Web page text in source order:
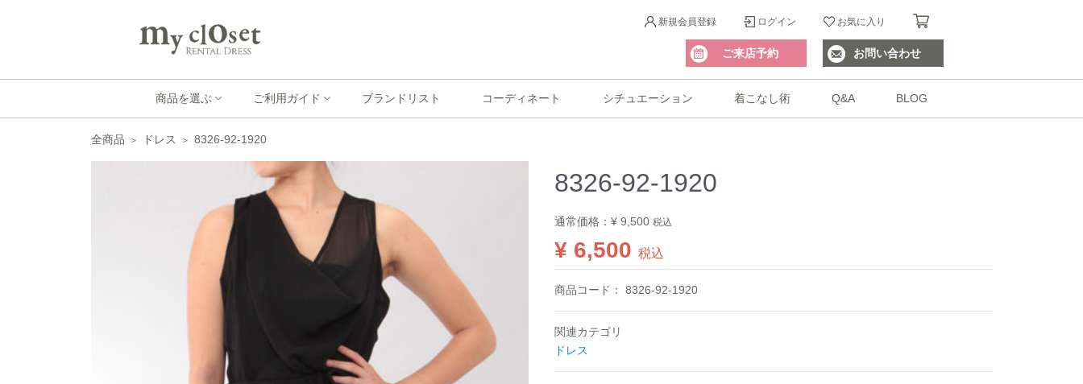
新規会員登録 ログイン お気に入り
ご来店予約 お問い合わせ
商品を選ぶ ご利用ガイド ブランドリスト コーディネート シチュエーション 着こなし術 Q&A BLOG
全商品 ドレス 8326-92-1920
8326-92-1920
通常価格： ¥ 9,500 税込
¥ 6,500 税込
商品コード： 8326-92-1920
関連カテゴリ
ドレス